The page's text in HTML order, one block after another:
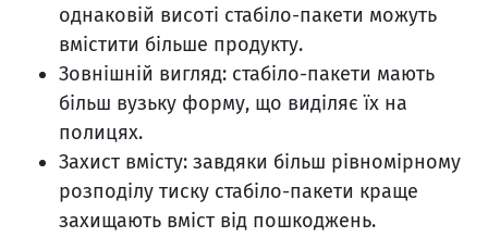
однаковій висоті стабіло-пакети можуть
вмістити більше продукту.
Зовнішній вигляд: стабіло-пакети мають
більш вузьку форму, що виділяє їх на
полицях.
Захист вмісту: завдяки більш рівномірному
розподілу тиску стабіло-пакети краще
захищають вміст від пошкоджень.